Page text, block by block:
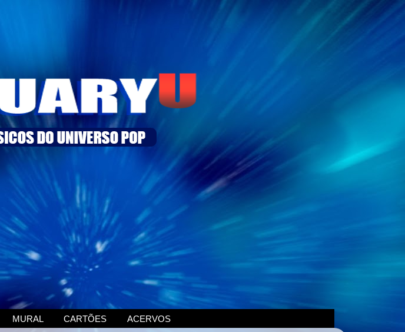
MURAL CARTÕES ACERVOS